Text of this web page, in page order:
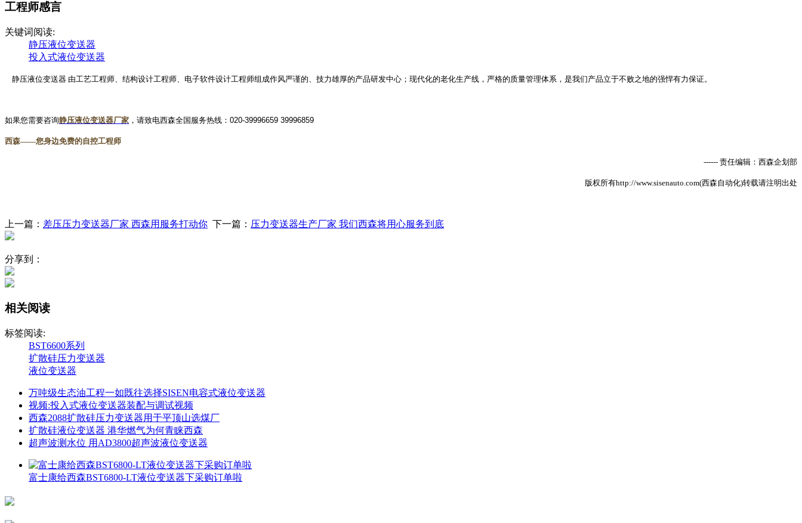
工程师感言
关键词阅读:
静压液位变送器
投入式液位变送器
静压液位变送器 由工艺工程师、结构设计工程师、电子软件设计工程师组成作风严谨的、技力雄厚的产品研发中心；现代化的老化生产线，严格的质量管理体系，是我们产品立于不败之地的强悍有力保证。
如果您需要咨询静压液位变送器厂家 ， 请致电西森全国服务热线： 020-39996659 39996859
西森——您身边免费的自控工程师
------ 责任编辑：西森企划部
版权所有http://www.sisenauto.com(西森自动化)转载请注明出处
上一篇： 差压压力变送器厂家 西森用服务打动你 下一篇： 压力变送器生产厂家 我们西森将用心服务到底
分享到：
相关阅读
标签阅读:
BST6600系列
扩散硅压力变送器
液位变送器
万吨级生态油工程一如既往选择SISEN电容式液位变送器
视频:投入式液位变送器装配与调试视频
西森2088扩散硅压力变送器用于平顶山选煤厂
扩散硅液位变送器 港华燃气为何青睐西森
超声波测水位 用AD3800超声波液位变送器
富士康给西森BST6800-LT液位变送器下采购订单啦